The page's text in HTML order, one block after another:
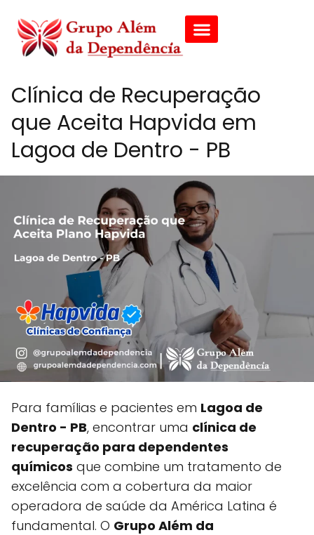
Clínica de Recuperação
que Aceita Hapvida em
Lagoa de Dentro - PB
Para famílias e pacientes em Lagoa de
Dentro - PB, encontrar uma clínica de
recuperação para dependentes
químicos que combine um tratamento de
excelência com a cobertura da maior
operadora de saúde da América Latina é
fundamental. O Grupo Além da